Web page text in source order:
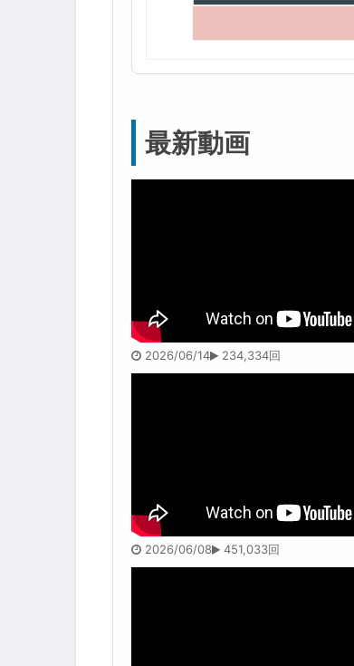
最新動画
2026/06/14 234,334回
2026/06/08 451,033回